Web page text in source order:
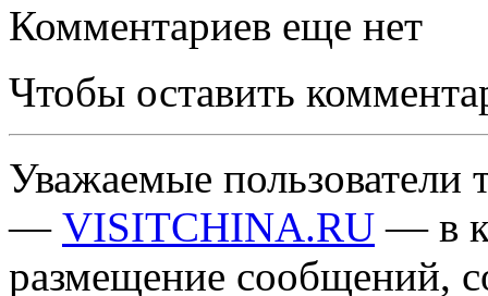
Комментариев еще нет
Чтобы оставить
Уважаемые пользователи
— VISITCHINA.RU — в
размещение сообщений,